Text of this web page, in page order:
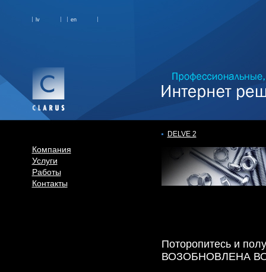
lv en
Компания
Услуги
Работы
Контакты
DELVE 2
Поторопитесь и
ВОЗОБНОВЛЕНА